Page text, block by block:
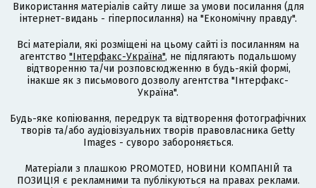
Використання матеріалів сайту лише за умови посилання (для
інтернет-видань - гіперпосилання) на "Економічну правду".
Всі матеріали, які розміщені на цьому сайті із посиланням на
агентство "Інтерфакс-Україна", не підлягають подальшому
відтворенню та/чи розповсюдженню в будь-якій формі,
інакше як з письмового дозволу агентства "Інтерфакс-
Україна".
Будь-яке копіювання, передрук та відтворення фотографічних
творів та/або аудіовізуальних творів правовласника Getty
Images - суворо забороняється.
Матеріали з плашкою PROMOTED, НОВИНИ КОМПАНІЙ та
ПОЗИЦІЯ є рекламними та публікуються на правах реклами.